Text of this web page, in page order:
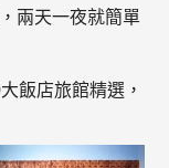
兩天一夜就簡單
飯店旅館精選，